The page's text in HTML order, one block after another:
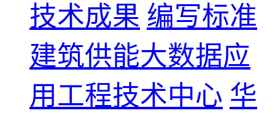
技术成果 编写标准
建筑供能大数据应
用工程技术中心 华